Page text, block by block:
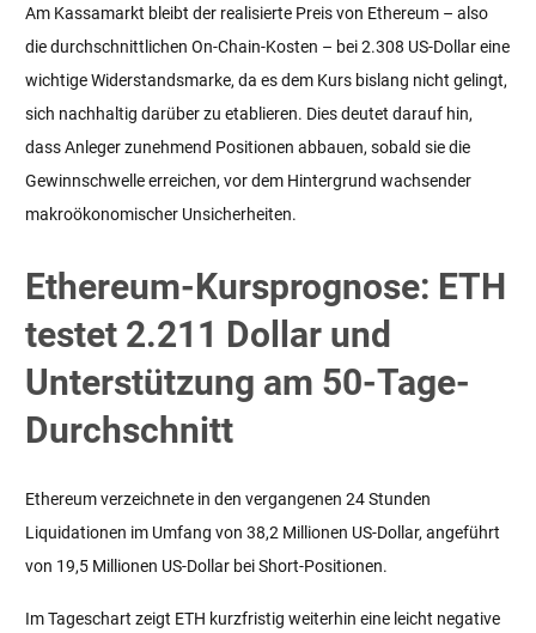
Am Kassamarkt bleibt der realisierte Preis von Ethereum – also
die durchschnittlichen On-Chain-Kosten – bei 2.308 US-Dollar eine
wichtige Widerstandsmarke, da es dem Kurs bislang nicht gelingt,
sich nachhaltig darüber zu etablieren. Dies deutet darauf hin,
dass Anleger zunehmend Positionen abbauen, sobald sie die
Gewinnschwelle erreichen, vor dem Hintergrund wachsender
makroökonomischer Unsicherheiten.
Ethereum-Kursprognose: ETH
testet 2.211 Dollar und
Unterstützung am 50-Tage-
Durchschnitt
Ethereum verzeichnete in den vergangenen 24 Stunden
Liquidationen im Umfang von 38,2 Millionen US-Dollar, angeführt
von 19,5 Millionen US-Dollar bei Short-Positionen.
Im Tageschart zeigt ETH kurzfristig weiterhin eine leicht negative